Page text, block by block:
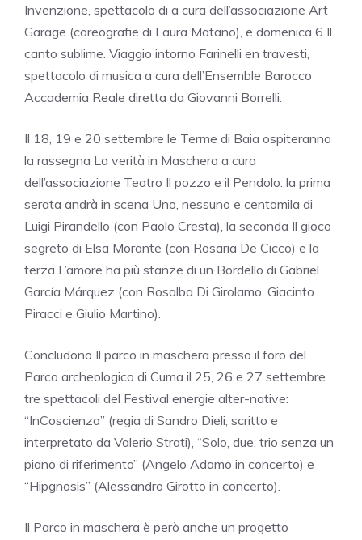
Invenzione, spettacolo di a cura dell’associazione Art
Garage (coreografie di Laura Matano), e domenica 6 Il
canto sublime. Viaggio intorno Farinelli en travesti,
spettacolo di musica a cura dell’Ensemble Barocco
Accademia Reale diretta da Giovanni Borrelli.
Il 18, 19 e 20 settembre le Terme di Baia ospiteranno
la rassegna La verità in Maschera a cura
dell’associazione Teatro Il pozzo e il Pendolo: la prima
serata andrà in scena Uno, nessuno e centomila di
Luigi Pirandello (con Paolo Cresta), la seconda Il gioco
segreto di Elsa Morante (con Rosaria De Cicco) e la
terza L’amore ha più stanze di un Bordello di Gabriel
García Márquez (con Rosalba Di Girolamo, Giacinto
Piracci e Giulio Martino).
Concludono Il parco in maschera presso il foro del
Parco archeologico di Cuma il 25, 26 e 27 settembre
tre spettacoli del Festival energie alter-native:
“InCoscienza” (regia di Sandro Dieli, scritto e
interpretato da Valerio Strati), “Solo, due, trio senza un
piano di riferimento” (Angelo Adamo in concerto) e
“Hipgnosis” (Alessandro Girotto in concerto).
Il Parco in maschera è però anche un progetto